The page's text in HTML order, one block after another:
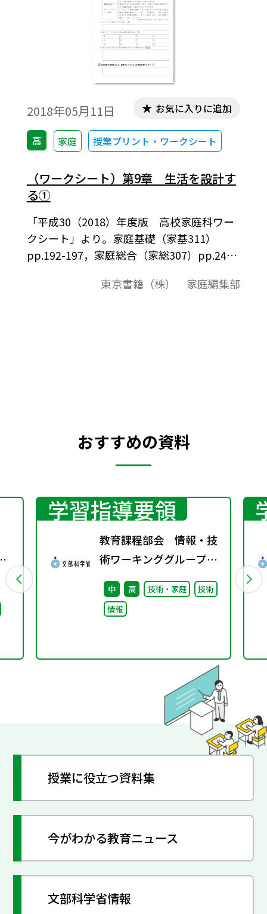
2018年05月11日
高 家庭 授業プリント・ワークシート
お気に入りに追加
（ワークシート）第9章 生活を設計す
る①
「平成30（2018）年度版 高校家庭科ワー
クシート」より。家庭基礎（家基311）
pp.192-197，家庭総合（家総307）pp.248-
題例になっています。東京書籍（株） 家庭編集部
おすすめの資料
学習指導要領
教育課程部会 情報・技
術ワーキンググループ
（第4回）配付資料
中 高 技術・家庭
技術
情報
授業に役立つ資料集
今がわかる教育ニュース
文部科学省情報